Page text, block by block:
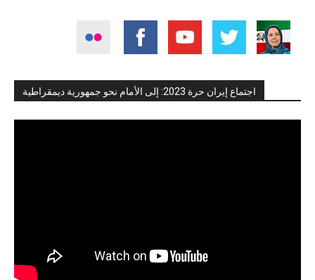
اجتماع إيران حرة 2023: إلى الأمام نحو جمهورية ديمقراطية